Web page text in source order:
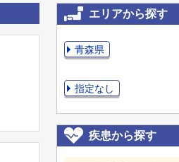
エリアから探す
青森県
指定なし
疾患から探す